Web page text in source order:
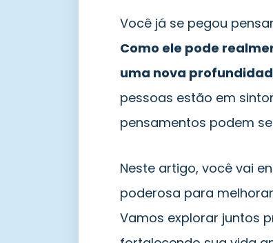
Você já se pegou
Como ele pode
uma nova
pessoas estão em
pensamentos podem
Neste artigo, você vai
poderosa para
Vamos explorar juntos